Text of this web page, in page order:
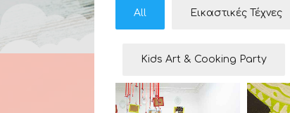
All Εικαστικές Τέχνες
Kids Art & Cooking Party